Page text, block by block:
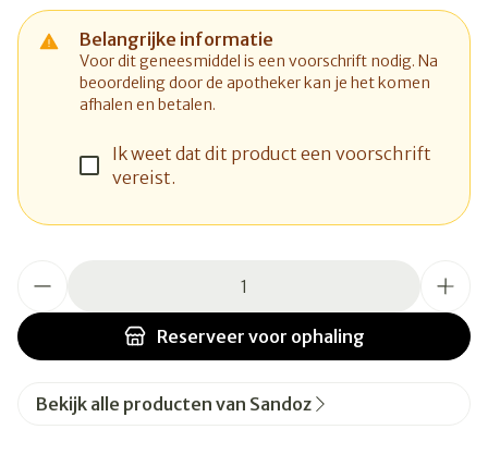
Belangrijke informatie
Voor dit geneesmiddel is een voorschrift nodig. Na
beoordeling door de apotheker kan je het komen
afhalen en betalen.
Ik weet dat dit product een voorschrift
vereist.
Reserveer voor ophaling
Bekijk alle producten van Sandoz